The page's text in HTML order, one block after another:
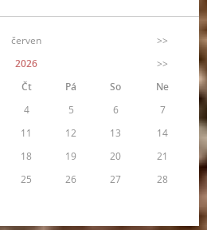
červen
>>
2026
>>
Čt Pá So
Ne
4 5 6
7
11 12 13
14
18 19 20
21
25 26 27
28